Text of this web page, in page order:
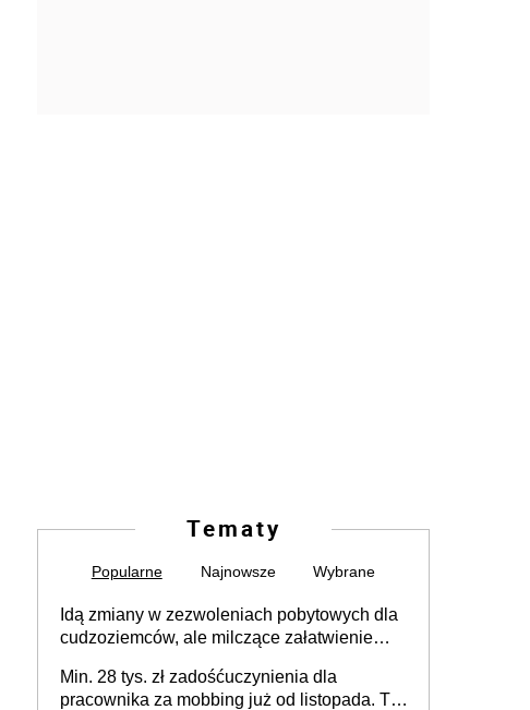
Tematy
Popularne Najnowsze Wybrane
Idą zmiany w zezwoleniach pobytowych dla
cudzoziemców, ale milczące załatwienie
Min. 28 tys. zł zadośćuczynienia dla
pracownika za mobbing już od listopada. To